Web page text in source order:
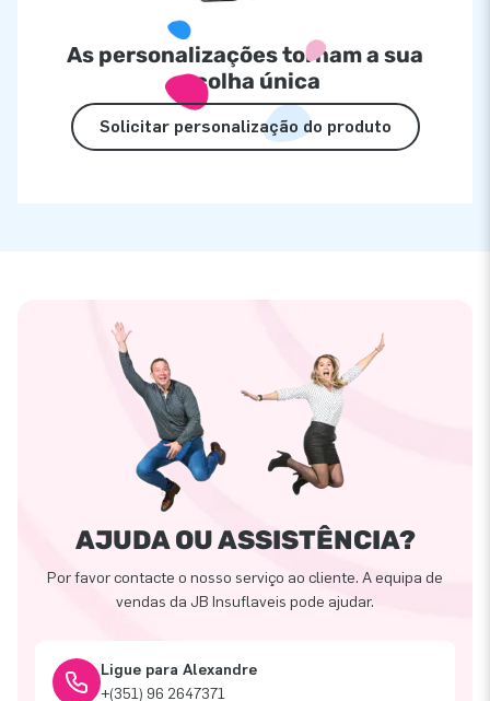
As personalizações tornam a sua
escolha única
Solicitar personalização do produto
AJUDA OU ASSISTÊNCIA?
Por favor contacte o nosso serviço ao cliente. A equipa de
vendas da JB Insuflaveis pode ajudar.
Ligue para Alexandre
+(351) 96 2647371